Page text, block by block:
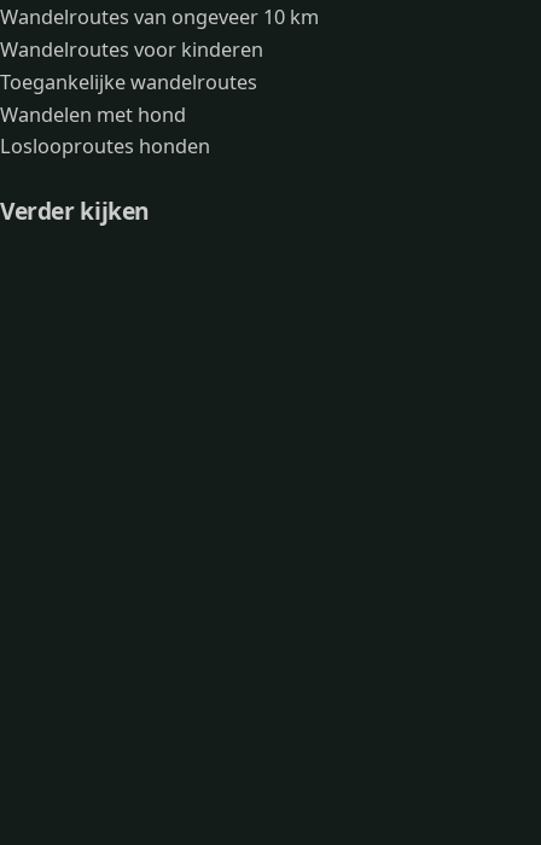
Wandelroutes van ongeveer 10 km
Wandelroutes voor kinderen
Toegankelijke wandelroutes
Wandelen met hond
Loslooproutes honden
Verder kijken